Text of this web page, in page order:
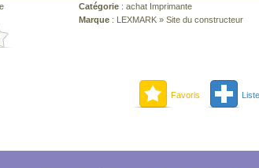
Catégorie : achat Imprimante
Marque : LEXMARK » Site du constructeur
Favoris Liste